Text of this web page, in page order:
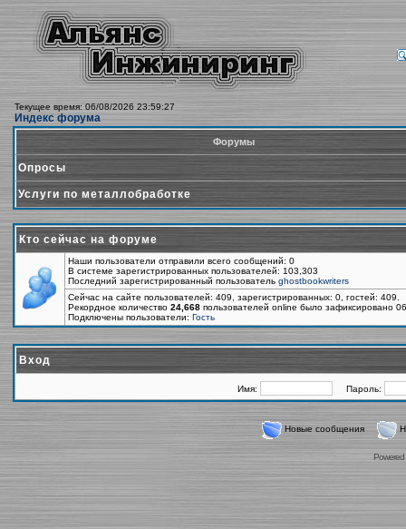
Текущее время: 06/08/2026 23:59:27
Индекс форума
Форумы
Опросы
Услуги по металлобработке
Кто сейчас на форуме
Наши пользователи отправили всего сообщений: 0
В системе зарегистрированных пользователей: 103,303
Последний зарегистрированный пользователь ghostbookwriters
Сейчас на сайте пользователей: 409, зарегистрированных: 0, гостей:
Рекордное количество 24,668 пользователей online было зафиксировано
Подключены пользователи: Гость
Вход
Имя: Пароль:
Новые сообщения